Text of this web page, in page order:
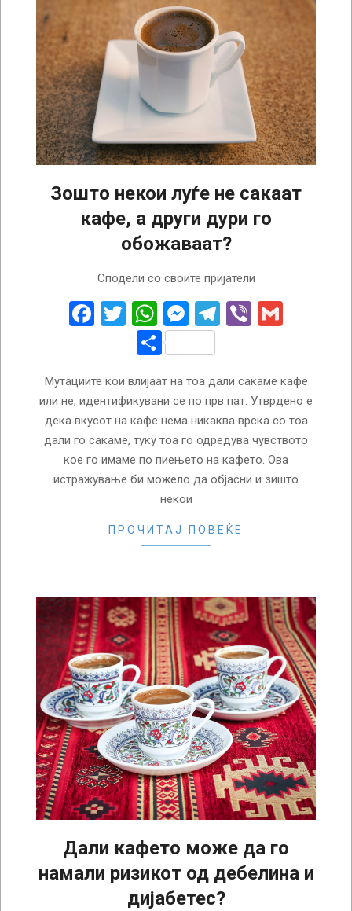
Зошто некои луѓе не сакаат
кафе, а други дури го
обожаваат?
Сподели со своите пријатели
Facebook
Twitter
WhatsApp
Messenger
Telegram
Viber
Share
Мутациите кои влијаат на тоа дали сакаме кафе
или не, идентификувани се по прв пат. Утврдено е
дека вкусот на кафе нема никаква врска со тоа
дали го сакаме, туку тоа го одредува чувството
кое го имаме по пиењето на кафето. Ова
истражување би можело да објасни и зишто
некои
ПРОЧИТАЈ ПОВЕЌЕ
Дали кафето може да го
намали ризикот од дебелина и
дијабетес?